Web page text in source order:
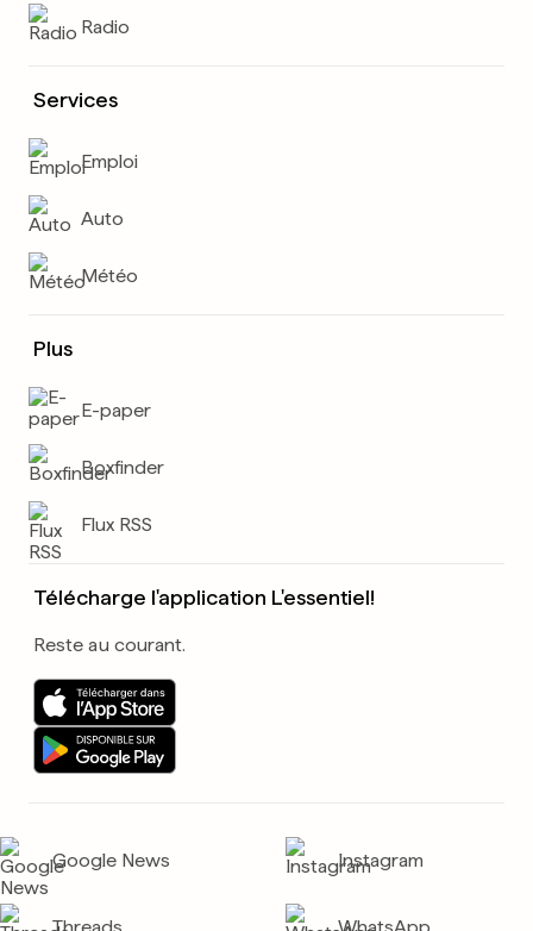
Radio
Services
Emploi
Auto
Météo
Plus
E-paper
Boxfinder
Flux RSS
Télécharge l'application L'essentiel!
Reste au courant.
Google News Instagram